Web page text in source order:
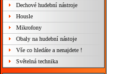
Dechové hudební nástroje
Housle
Mikrofony
Obaly na hudební nástoje
Vše co hledáte a nenajdete !
Světelná technika